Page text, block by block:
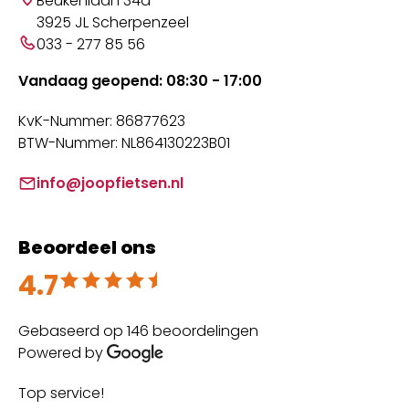
3925 JL Scherpenzeel
033 - 277 85 56
Vandaag geopend: 08:30 - 17:00
KvK-Nummer: 86877623
BTW-Nummer: NL864130223B01
info@joopfietsen.nl
Beoordeel ons
4.7
Beoordeeld met 4.7 uit 5
Gebaseerd op 146 beoordelingen
Powered by
Top service!